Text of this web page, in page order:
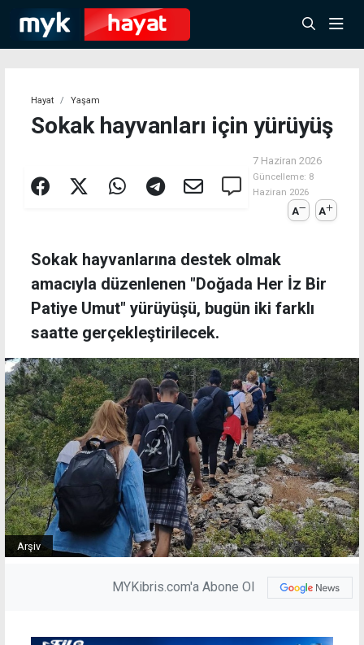
Hayat Yaşam
Sokak hayvanları için yürüyüş
7 Haziran 2026
Güncelleme: 8
Haziran 2026
A A
Sokak hayvanlarına destek olmak
amacıyla düzenlenen "Doğada Her İz Bir
Patiye Umut" yürüyüşü, bugün iki farklı
saatte gerçekleştirilecek.
Arşiv
MYKibris.com'a Abone Ol